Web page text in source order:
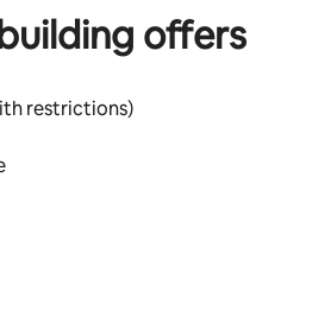
offers
restrictions)